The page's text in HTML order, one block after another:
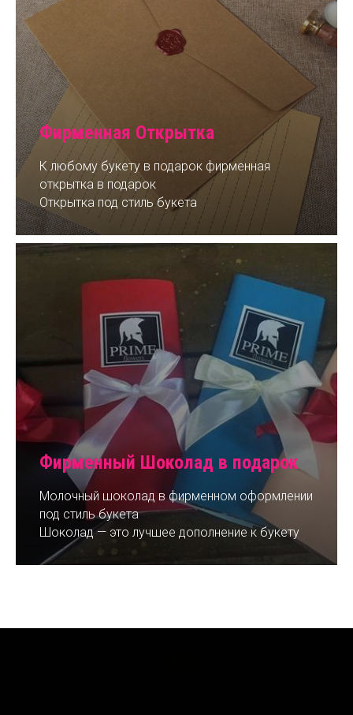
Фирменная Открытка
К любому букету в подарок фирменная
открытка в подарок
Открытка под стиль букета
Фирменный Шоколад в подарок
Молочный шоколад в фирменном оформлении
под стиль букета
Шоколад — это лучшее дополнение к букету